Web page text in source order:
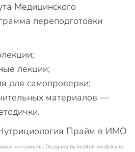
Медицинского
переподготовки
лекции;
для самопроверки;
материалов —
материалы; Designed by institut-medicina.ru